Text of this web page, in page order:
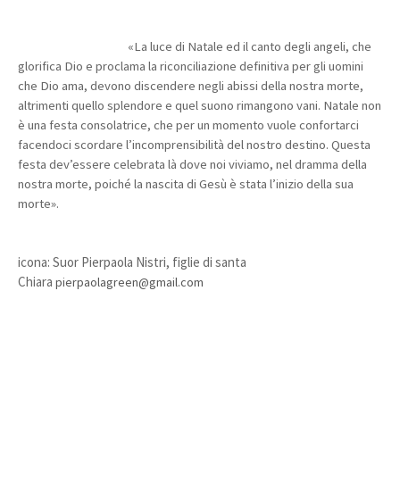
«La luce di Natale ed il canto degli angeli, che
glorifica Dio e proclama la riconciliazione definitiva per gli uomini
che Dio ama, devono discendere negli abissi della nostra morte,
altrimenti quello splendore e quel suono rimangono vani. Natale non
è una festa consolatrice, che per un momento vuole confortarci
facendoci scordare l’incomprensibilità del nostro destino. Questa
festa dev’essere celebrata là dove noi viviamo, nel dramma della
nostra morte, poiché la nascita di Gesù è stata l’inizio della sua
morte».
icona: Suor Pierpaola Nistri, figlie di santa
Chiara pierpaolagreen@gmail.com